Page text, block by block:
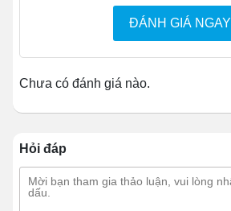
ĐÁNH GIÁ NGAY
Chưa có đánh giá nào.
Hỏi đáp